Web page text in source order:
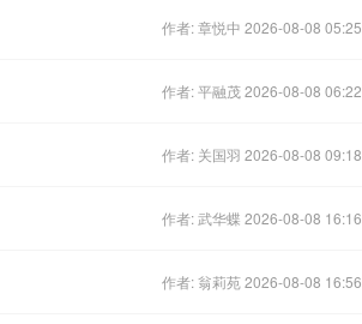
作者: 章悦中 2026-08-08 05:25
作者: 平融茂 2026-08-08 06:22
作者: 关国羽 2026-08-08 09:18
作者: 武华蝶 2026-08-08 16:16
作者: 翁莉苑 2026-08-08 16:56